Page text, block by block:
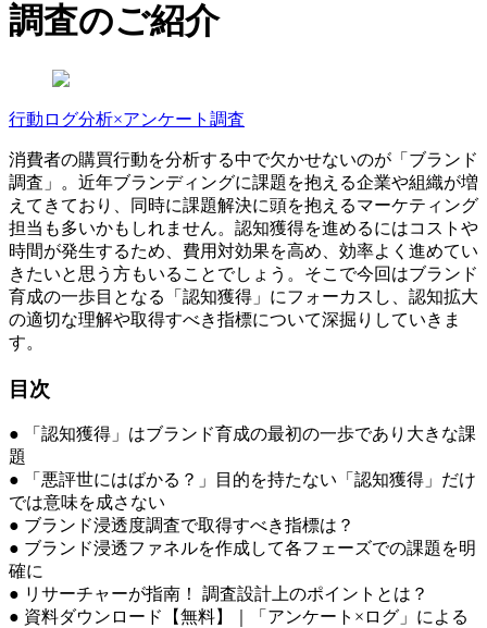
調査のご紹介
行動ログ分析×アンケート調査
消費者の購買行動を分析する中で欠かせないのが「ブランド
調査」。近年ブランディングに課題を抱える企業や組織が増
えてきており、同時に課題解決に頭を抱えるマーケティング
担当も多いかもしれません。認知獲得を進めるにはコストや
時間が発生するため、費用対効果を高め、効率よく進めてい
きたいと思う方もいることでしょう。そこで今回はブランド
育成の一歩目となる「認知獲得」にフォーカスし、認知拡大
の適切な理解や取得すべき指標について深掘りしていきま
す。
目次
● 「認知獲得」はブランド育成の最初の一歩であり大きな課
題
● 「悪評世にはばかる？」目的を持たない「認知獲得」だけ
では意味を成さない
● ブランド浸透度調査で取得すべき指標は？
● ブランド浸透ファネルを作成して各フェーズでの課題を明
確に
● リサーチャーが指南！ 調査設計上のポイントとは？
● 資料ダウンロード【無料】｜「アンケート×ログ」による